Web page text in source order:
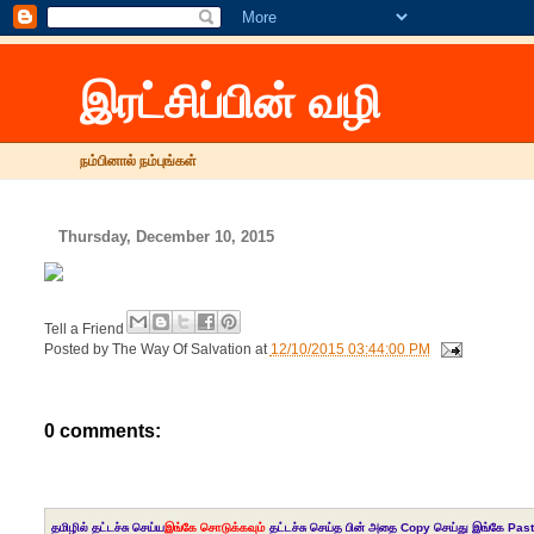
இரட்சிப்பின் வழி
நம்பினால் நம்புங்கள்
Thursday, December 10, 2015
Tell a Friend
Posted by The Way Of Salvation at 12/10/2015 03:44:00 PM
0 comments:
தமிழில் தட்டச்சு செய்யஇங்கே சொடுக்கவும் தட்டச்சு செய்த பின் அதை Copy செய்து இங்கே